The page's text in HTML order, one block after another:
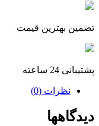
تضمین بهترین قیمت
پشتیبانی 24 ساعته
نظرات (0)
دیدگاهها